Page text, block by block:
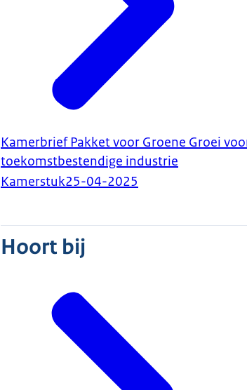
Kamerbrief Pakket voor Groene Groei
toekomstbestendige industrie
Kamerstuk25-04-2025
Hoort bij